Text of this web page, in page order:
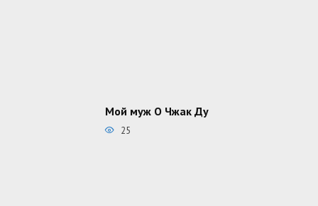
Мой муж О Чжак Ду
25